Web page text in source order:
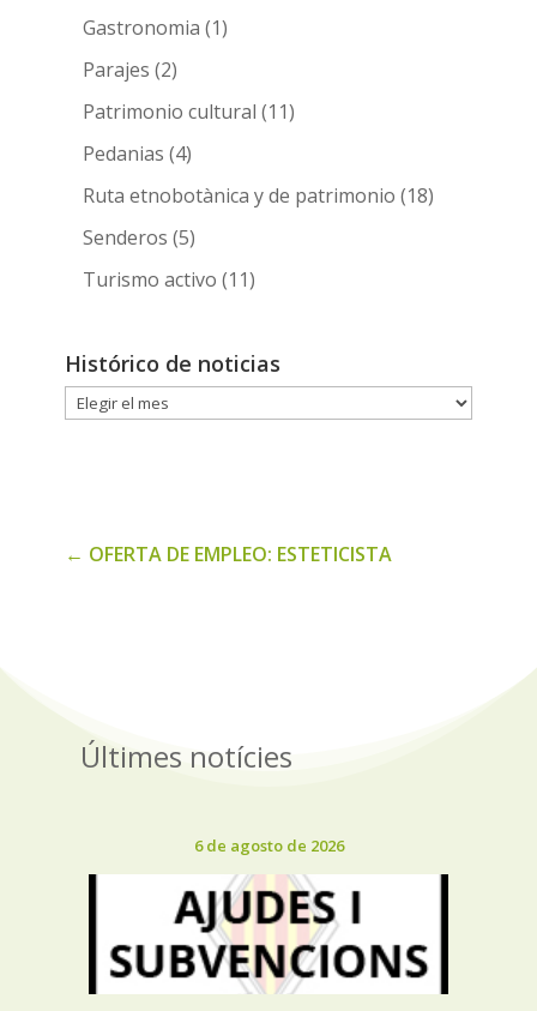
Gastronomia (1)
Parajes (2)
Patrimonio cultural (11)
Pedanias (4)
Ruta etnobotànica y de patrimonio (18)
Senderos (5)
Turismo activo (11)
Histórico de noticias
Histórico
← OFERTA DE EMPLEO: ESTETICISTA
Últimes notícies
6 de agosto de 2026